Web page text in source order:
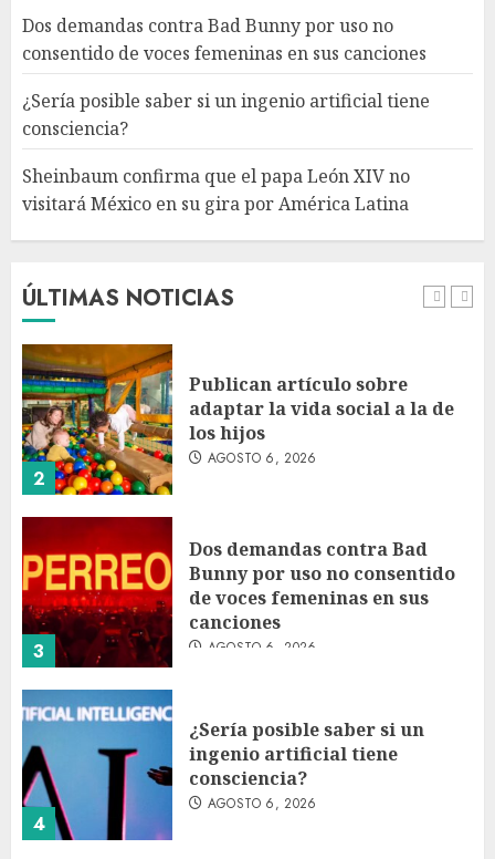
Dos demandas contra Bad Bunny por uso no
consentido de voces femeninas en sus canciones
¿Sería posible saber si un ingenio artificial tiene
consciencia?
Sheinbaum confirma que el papa León XIV no
visitará México en su gira por América Latina
ÚLTIMAS NOTICIAS
5
Sheinbaum confirma que el
papa León XIV no visitará
México en su gira por América
Latina
1
Bacterias en el semen también
AGOSTO 6, 2026
2
Publican artículo sobre
adaptar la vida social a la de
los hijos
AGOSTO 6, 2026
3
Dos demandas contra Bad
Bunny por uso no consentido
de voces femeninas en sus
canciones
AGOSTO 6, 2026
4
¿Sería posible saber si un
ingenio artificial tiene
consciencia?
AGOSTO 6, 2026